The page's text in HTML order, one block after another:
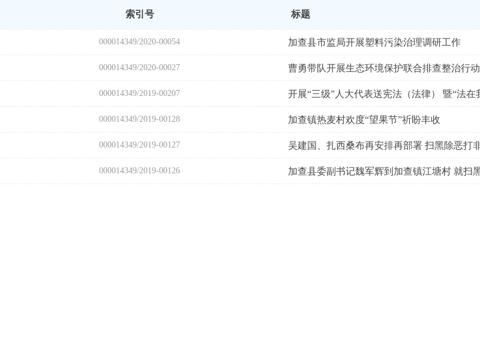
索引号 标题
000014349/2020-00054 加查县市监局开展塑料污染治理调研工作
000014349/2020-00027 曹勇带队开展生态环境保护联合排查整治行动
000014349/2019-00207
000014349/2019-00128 加查镇热麦村欢度“望果节”祈盼丰收
000014349/2019-00127
000014349/2019-00126